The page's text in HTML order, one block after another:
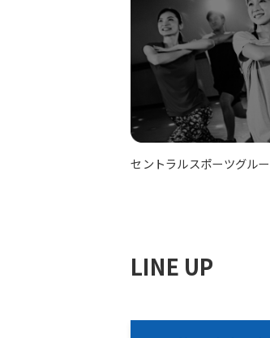
セントラルスポーツグル
LINE UP